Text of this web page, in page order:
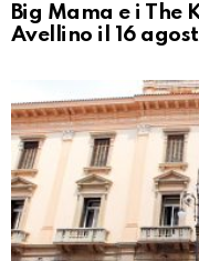
Big Mama e i The
Avellino il 16